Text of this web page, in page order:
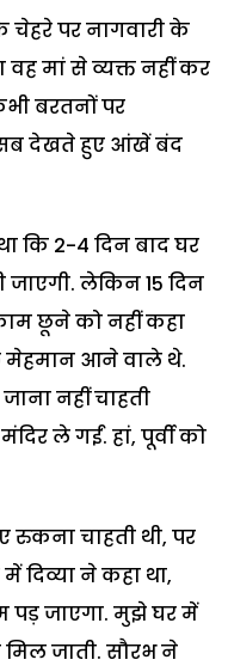
चेहरे पर नागवारी के
मां से व्यक्त नहीं कर
बरतनों पर
सब देखते हुए आंखें बंद
कि 2-4 दिन बाद घर
जाएगी. लेकिन 15 दिन
छूने को नहीं कहा
मेहमान आने वाले थे.
नहीं चाहती
ले गईं. हां, पूर्वी को
रुकना चाहती थी, पर
दिव्या ने कहा था,
पड़ जाएगा. मुझे घर में
मिल जाती. सौरभ ने